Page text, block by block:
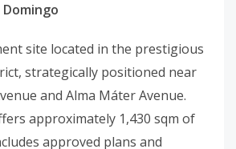
site located in the prestigious
strategically positioned near
and Alma Máter Avenue.
approximately 1,430 sqm of
approved plans and